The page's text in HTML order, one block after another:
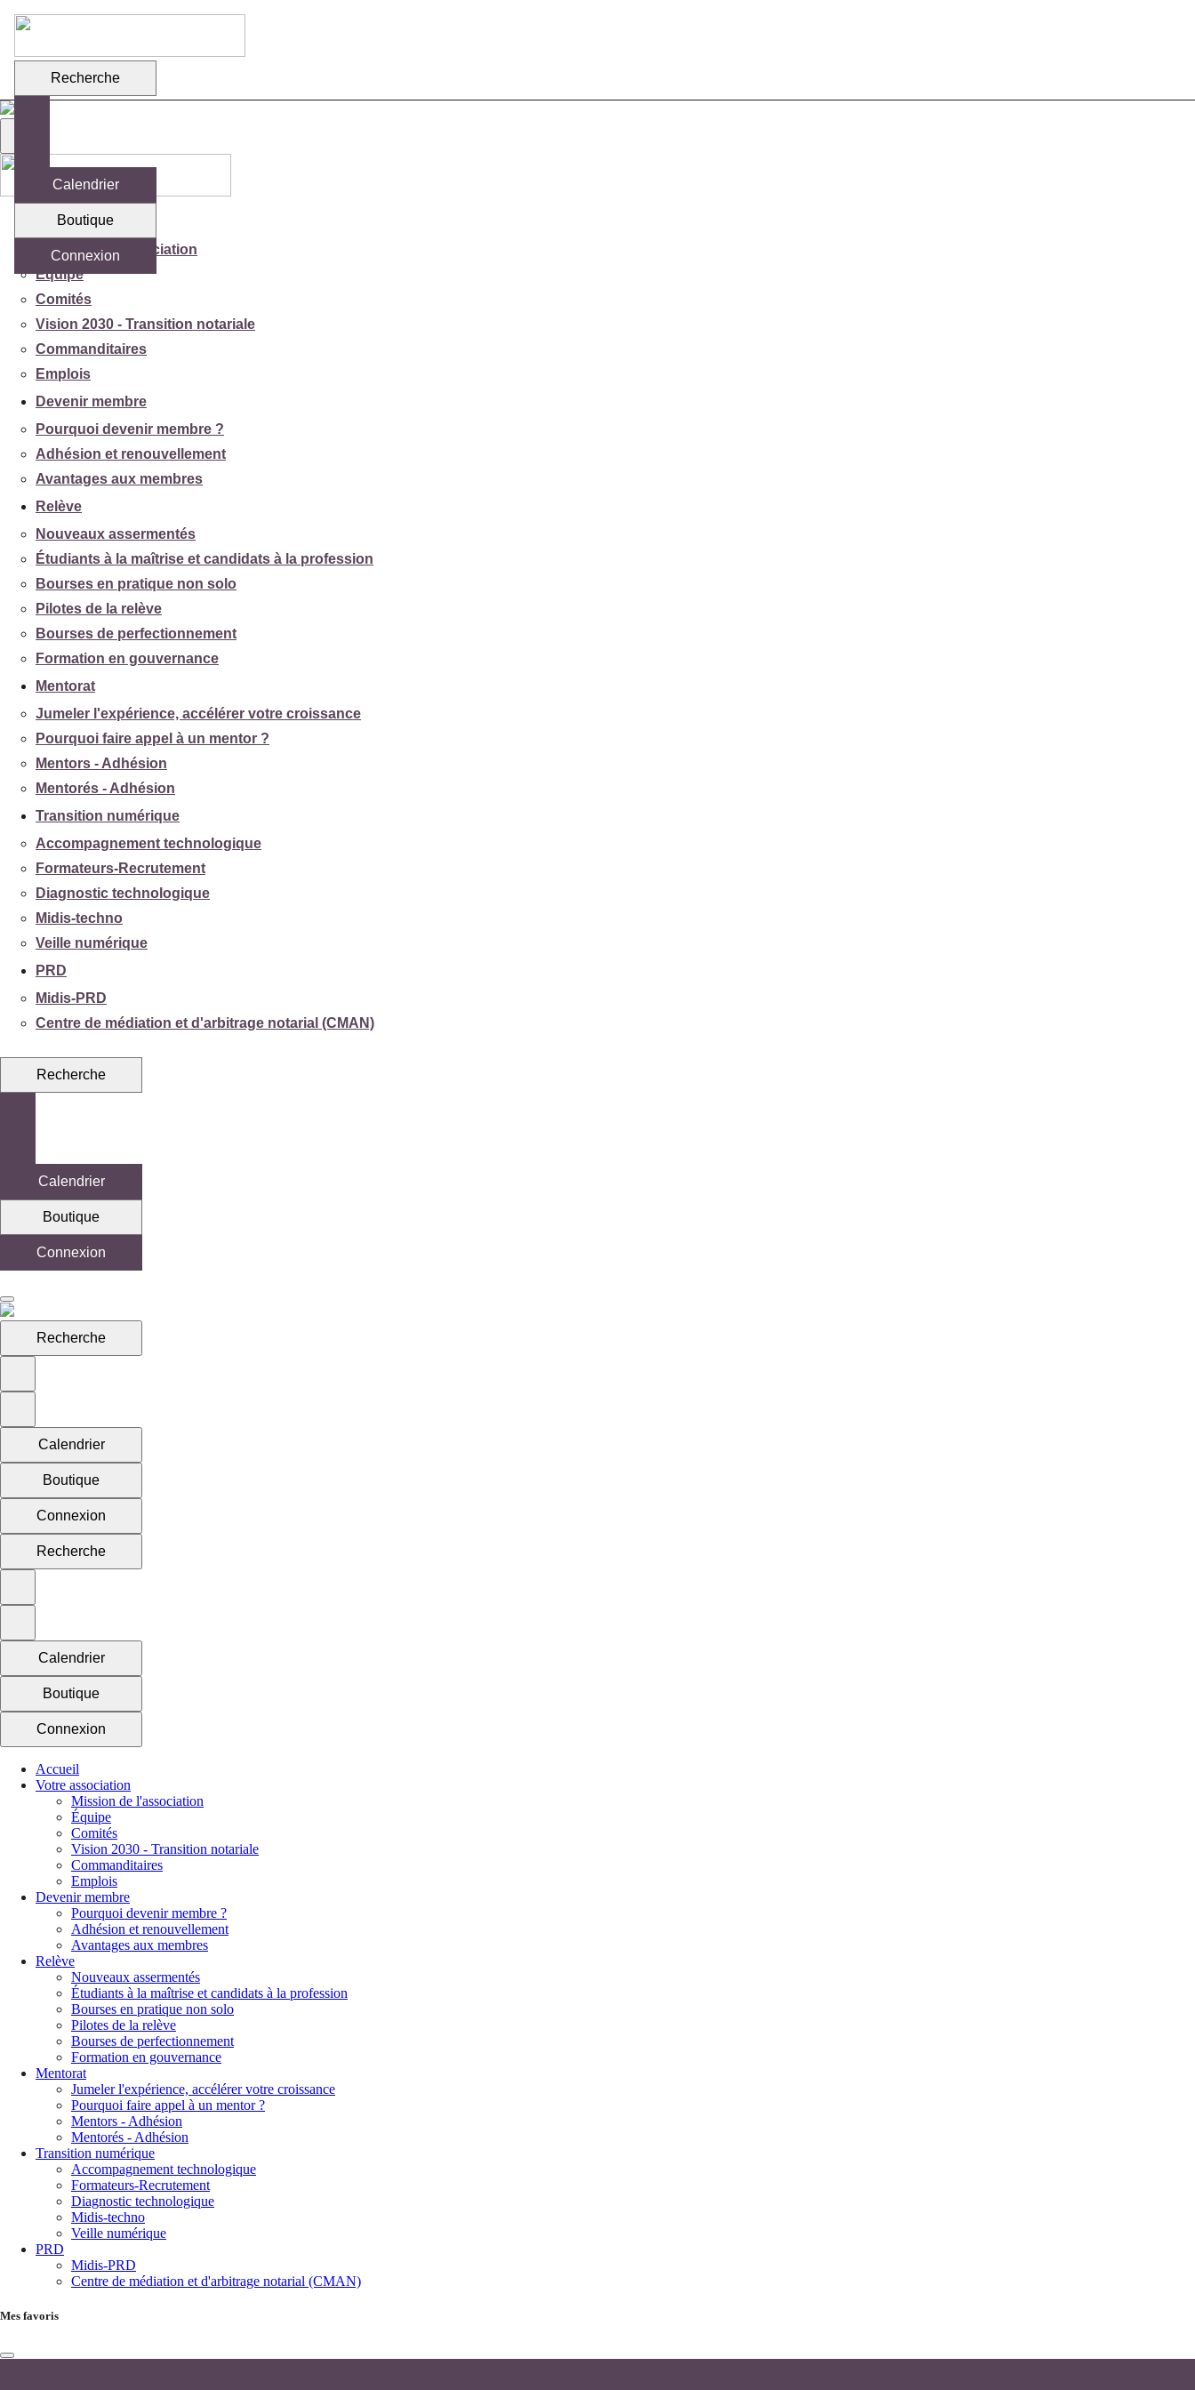
Recherche
Calendrier
Boutique
Connexion
Votre association
Mission de l'association
Équipe
Comités
Vision 2030 - Transition notariale
Commanditaires
Emplois
Devenir membre
Pourquoi devenir membre ?
Adhésion et renouvellement
Avantages aux membres
Relève
Nouveaux assermentés
Étudiants à la maîtrise et candidats à la profession
Bourses en pratique non solo
Pilotes de la relève
Bourses de perfectionnement
Formation en gouvernance
Mentorat
Jumeler l'expérience, accélérer votre croissance
Pourquoi faire appel à un mentor ?
Mentors - Adhésion
Mentorés - Adhésion
Transition numérique
Accompagnement technologique
Formateurs-Recrutement
Diagnostic technologique
Midis-techno
Veille numérique
PRD
Midis-PRD
Centre de médiation et d'arbitrage notarial (CMAN)
Recherche
Calendrier
Boutique
Connexion
Recherche
Calendrier
Boutique
Connexion
Recherche
Calendrier
Boutique
Connexion
Accueil
Votre association
Mission de l'association
Équipe
Comités
Vision 2030 - Transition notariale
Commanditaires
Emplois
Devenir membre
Pourquoi devenir membre ?
Adhésion et renouvellement
Avantages aux membres
Relève
Nouveaux assermentés
Étudiants à la maîtrise et candidats à la profession
Bourses en pratique non solo
Pilotes de la relève
Bourses de perfectionnement
Formation en gouvernance
Mentorat
Jumeler l'expérience, accélérer votre croissance
Pourquoi faire appel à un mentor ?
Mentors - Adhésion
Mentorés - Adhésion
Transition numérique
Accompagnement technologique
Formateurs-Recrutement
Diagnostic technologique
Midis-techno
Veille numérique
PRD
Midis-PRD
Centre de médiation et d'arbitrage notarial (CMAN)
Mes favoris